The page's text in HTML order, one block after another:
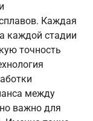
Каждая
каждой стадии
точность
между
важно для